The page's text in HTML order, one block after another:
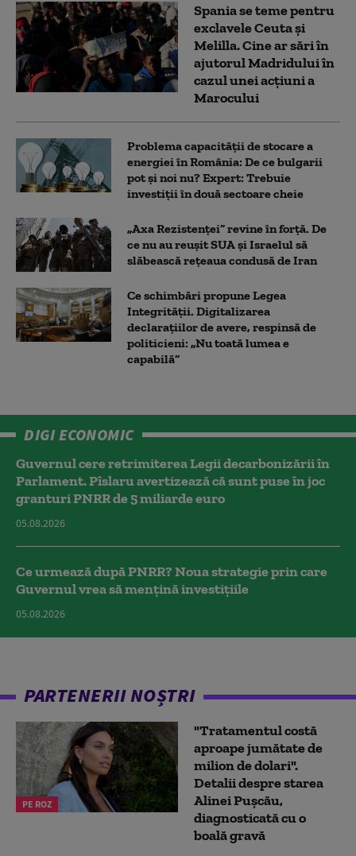
Spania se teme pentru
exclavele Ceuta și
Melilla. Cine ar sări în
ajutorul Madridului în
cazul unei acțiuni a
Marocului
Problema capacității de stocare a
energiei în România: De ce bulgarii
pot și noi nu? Expert: Trebuie
investiții în două sectoare cheie
„Axa Rezistenței” revine în forță. De
ce nu au reușit SUA și Israelul să
slăbească rețeaua condusă de Iran
Ce schimbări propune Legea
Integrității. Digitalizarea
declarațiilor de avere, respinsă de
politicieni: „Nu toată lumea e
capabilă”
DIGI ECONOMIC
Guvernul cere retrimiterea Legii decarbonizării în
Parlament. Pîslaru avertizează că sunt puse în joc
granturi PNRR de 5 miliarde euro
05.08.2026
Ce urmează după PNRR? Noua strategie prin care
Guvernul vrea să mențină investițiile
05.08.2026
PARTENERII NOȘTRI
PE ROZ
"Tratamentul costă
aproape jumătate de
milion de dolari".
Detalii despre starea
Alinei Pușcău,
diagnosticată cu o
boală gravă